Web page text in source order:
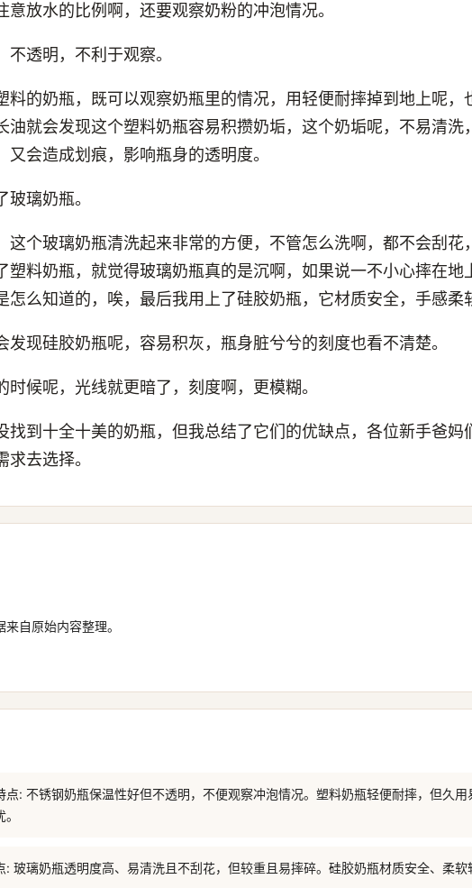
意放水的比例啊，还要观察奶粉的冲泡情况。
不透明，不利于观察。
料的奶瓶，既可以观察奶瓶里的情况，用轻便耐摔掉到地上呢，
油就会发现这个塑料奶瓶容易积攒奶垢，这个奶垢呢，不易清洗
又会造成划痕，影响瓶身的透明度。
璃奶瓶。
这个玻璃奶瓶清洗起来非常的方便，不管怎么洗啊，都不会刮花
塑料奶瓶，就觉得玻璃奶瓶真的是沉啊，如果说一不小心摔在地
怎么知道的，唉，最后我用上了硅胶奶瓶，它材质安全，手感柔
发现硅胶奶瓶呢，容易积灰，瓶身脏兮兮的刻度也看不清楚。
时候呢，光线就更暗了，刻度啊，更模糊。
找到十全十美的奶瓶，但我总结了它们的优缺点，各位新手爸妈
去选择。
自原始内容整理。
点: 不锈钢奶瓶保温性好但不透明，不便观察冲泡情况。塑料奶瓶轻便耐摔，但久用
: 玻璃奶瓶透明度高、易清洗且不刮花，但较重且易摔碎。硅胶奶瓶材质安全、柔软